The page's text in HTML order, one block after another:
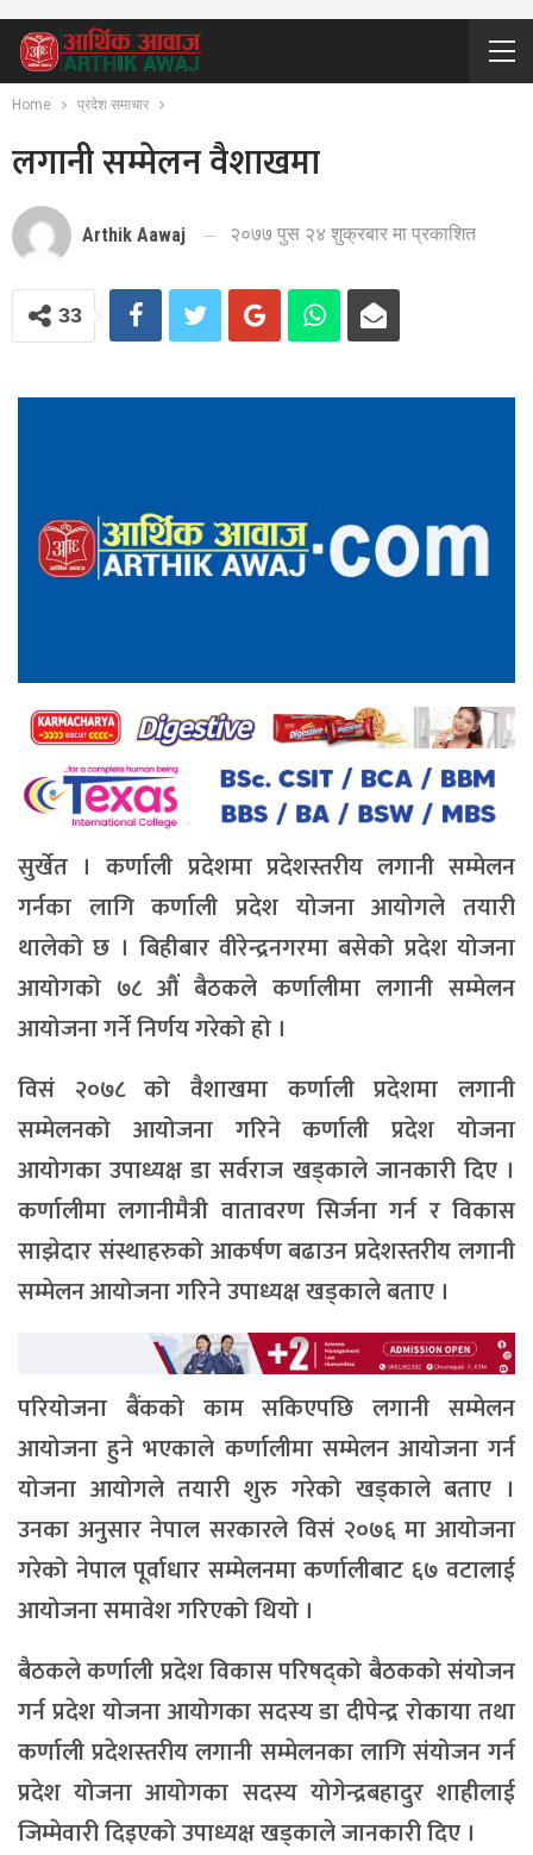
Home प्रदेश समाचार
लगानी सम्मेलन वैशाखमा
Arthik Aawaj २०७७ पुस २४ शुक्रबार मा प्रकाशित
33
सुर्खेत । कर्णाली प्रदेशमा प्रदेशस्तरीय लगानी सम्मेलन
गर्नका लागि कर्णाली प्रदेश योजना आयोगले तयारी
थालेको छ । बिहीबार वीरेन्द्रनगरमा बसेको प्रदेश योजना
आयोगको ७८ औं बैठकले कर्णालीमा लगानी सम्मेलन
आयोजना गर्ने निर्णय गरेको हो ।
विसं २०७८ को वैशाखमा कर्णाली प्रदेशमा लगानी
सम्मेलनको आयोजना गरिने कर्णाली प्रदेश योजना
आयोगका उपाध्यक्ष डा सर्वराज खड्काले जानकारी दिए ।
कर्णालीमा लगानीमैत्री वातावरण सिर्जना गर्न र विकास
साझेदार संस्थाहरुको आकर्षण बढाउन प्रदेशस्तरीय लगानी
सम्मेलन आयोजना गरिने उपाध्यक्ष खड्काले बताए ।
परियोजना बैंकको काम सकिएपछि लगानी सम्मेलन
आयोजना हुने भएकाले कर्णालीमा सम्मेलन आयोजना गर्न
योजना आयोगले तयारी शुरु गरेको खड्काले बताए ।
उनका अनुसार नेपाल सरकारले विसं २०७६ मा आयोजना
गरेको नेपाल पूर्वाधार सम्मेलनमा कर्णालीबाट ६७ वटालाई
आयोजना समावेश गरिएको थियो ।
बैठकले कर्णाली प्रदेश विकास परिषद्को बैठकको संयोजन
गर्न प्रदेश योजना आयोगका सदस्य डा दीपेन्द्र रोकाया तथा
कर्णाली प्रदेशस्तरीय लगानी सम्मेलनका लागि संयोजन गर्न
प्रदेश योजना आयोगका सदस्य योगेन्द्रबहादुर शाहीलाई
जिम्मेवारी दिइएको उपाध्यक्ष खड्काले जानकारी दिए ।